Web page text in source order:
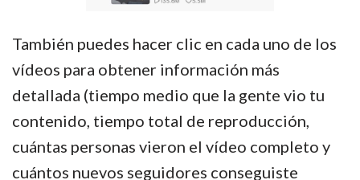
También puedes hacer clic en cada uno de los
vídeos para obtener información más
detallada (tiempo medio que la gente vio tu
contenido, tiempo total de reproducción,
cuántas personas vieron el vídeo completo y
cuántos nuevos seguidores conseguiste